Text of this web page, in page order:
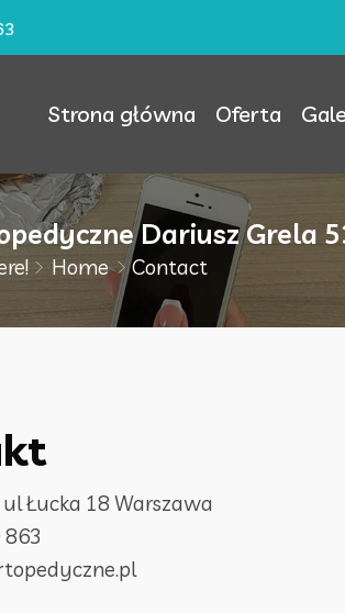
Strona główna Oferta
Dariusz Grela
Home Contact
Łucka 18 Warszawa
863